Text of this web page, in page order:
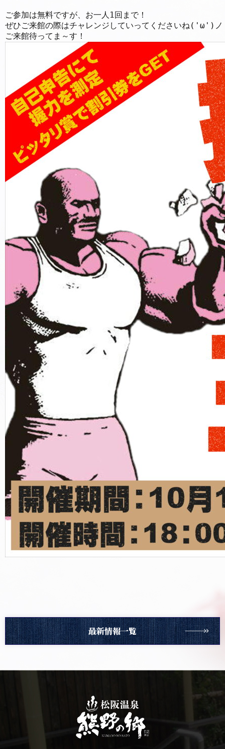
ご参加は無料ですが、お一人1回まで！
ぜひご来館の際はチャレンジしていってくださいね('ω')ノ
最新情報一覧